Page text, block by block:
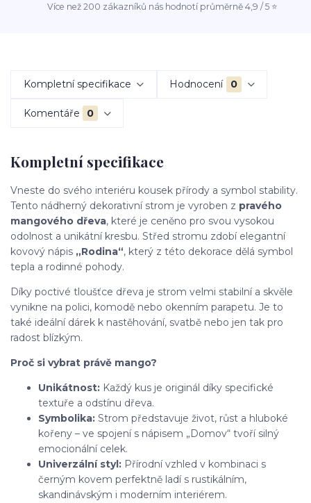
Více než 200 zákazníků nás hodnotí průměrně 4,9 / 5 ⭐
Kompletní specifikace Hodnocení 0
Komentáře 0
Kompletní specifikace
Vneste do svého interiéru kousek přírody a symbol stability.
Tento nádherný dekorativní strom je vyroben z pravého
mangového dřeva, které je ceněno pro svou vysokou
odolnost a unikátní kresbu. Střed stromu zdobí elegantní
kovový nápis „Rodina“, který z této dekorace dělá symbol
tepla a rodinné pohody.
Díky poctivé tloušťce dřeva je strom velmi stabilní a skvěle
vynikne na polici, komodě nebo okenním parapetu. Je to
také ideální dárek k nastěhování, svatbě nebo jen tak pro
radost blízkým.
Proč si vybrat právě mango?
Unikátnost: Každý kus je originál díky specifické
textuře a odstínu dřeva.
Symbolika: Strom představuje život, růst a hluboké
kořeny – ve spojení s nápisem „Domov“ tvoří silný
emocionální celek.
Univerzální styl: Přírodní vzhled v kombinaci s
černým kovem perfektně ladí s rustikálním,
skandinávským i moderním interiérem.